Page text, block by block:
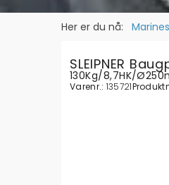
Her er du nå:
SLEIPNER
130Kg/8,7HK/
Varenr.: 135721